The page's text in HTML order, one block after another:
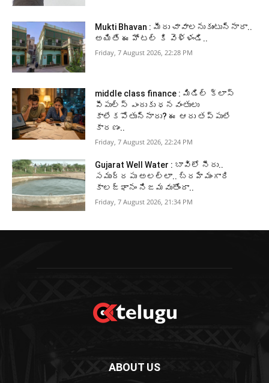
Mukti Bhavan : మీరు చావాలనుకుంటున్నారా..
అయితే ఈ హోటల్ కి వెళ్ళండి..
Friday, 7 August 2026, 22:28 PM
middle class finance : మిడిల్ క్లాస్
పీపుల్స్ ఎందుకు ధనవంతులు
కాలేకపోతున్నారు? ఈ ఆరు తప్పులే
కారణం..
Friday, 7 August 2026, 22:24 PM
Gujarat Well Water : బావిలో నీరు..
సముద్రపు అలల్లా.. బ్రహ్మంగారి
కాలజ్ఞానం నిజమవుతోందా..
Friday, 7 August 2026, 21:34 PM
ABOUT US